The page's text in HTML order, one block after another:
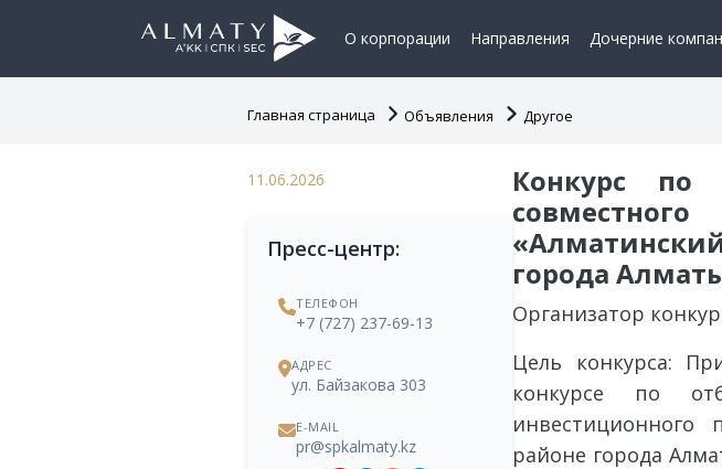
О корпорации Направления Дочерние
Главная страница Объявления Другое
11.06.2026
Пресс-центр:
ТЕЛЕФОН
+7 (727) 237-69-13
АДРЕС
ул. Байзакова 303
E-MAIL
pr@spkalmaty.kz
Конкурс по
города
Организатор
Цель конкурса:
конкурсе по
инвестиционного
районе города